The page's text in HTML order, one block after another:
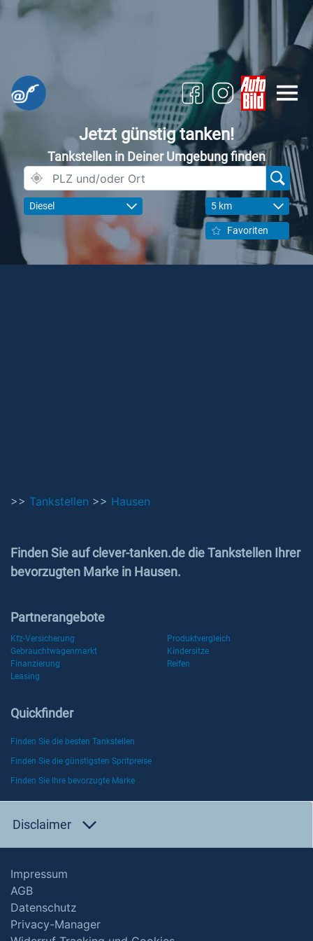
Jetzt günstig tanken!
Tankstellen in Deiner Umgebung finden
Diesel 5 km
Favoriten
>> Tankstellen >> Hausen
Finden Sie auf clever-tanken.de die Tankstellen Ihrer
bevorzugten Marke in Hausen.
Partnerangebote
Kfz-Versicherung
Produktvergleich
Gebrauchtwagenmarkt
Kindersitze
Finanzierung
Reifen
Leasing
Quickfinder
Finden Sie die besten Tankstellen
Finden Sie die günstigsten Spritpreise
Finden Sie Ihre bevorzugte Marke
Disclaimer
Impressum
AGB
Datenschutz
Privacy-Manager